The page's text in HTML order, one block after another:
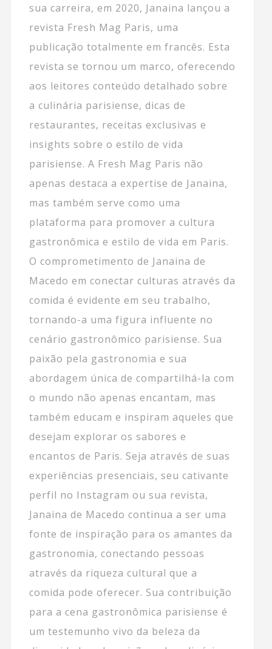
sua carreira, em 2020, Janaina lançou a
revista Fresh Mag Paris, uma
publicação totalmente em francês. Esta
revista se tornou um marco, oferecendo
aos leitores conteúdo detalhado sobre
a culinária parisiense, dicas de
restaurantes, receitas exclusivas e
insights sobre o estilo de vida
parisiense. A Fresh Mag Paris não
apenas destaca a expertise de Janaina,
mas também serve como uma
plataforma para promover a cultura
gastronômica e estilo de vida em Paris.
O comprometimento de Janaina de
Macedo em conectar culturas através da
comida é evidente em seu trabalho,
tornando-a uma figura influente no
cenário gastronômico parisiense. Sua
paixão pela gastronomia e sua
abordagem única de compartilhá-la com
o mundo não apenas encantam, mas
também educam e inspiram aqueles que
desejam explorar os sabores e
encantos de Paris. Seja através de suas
experiências presenciais, seu cativante
perfil no Instagram ou sua revista,
Janaina de Macedo continua a ser uma
fonte de inspiração para os amantes da
gastronomia, conectando pessoas
através da riqueza cultural que a
comida pode oferecer. Sua contribuição
para a cena gastronômica parisiense é
um testemunho vivo da beleza da